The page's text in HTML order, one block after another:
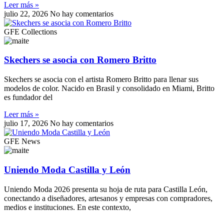
Leer más »
julio 22, 2026 No hay comentarios
GFE Collections
Skechers se asocia con Romero Britto
Skechers se asocia con el artista Romero Britto para llenar sus
modelos de color. Nacido en Brasil y consolidado en Miami, Britto
es fundador del
Leer más »
julio 17, 2026 No hay comentarios
GFE News
Uniendo Moda Castilla y León
Uniendo Moda 2026 presenta su hoja de ruta para Castilla León,
conectando a diseñadores, artesanos y empresas con compradores,
medios e instituciones. En este contexto,